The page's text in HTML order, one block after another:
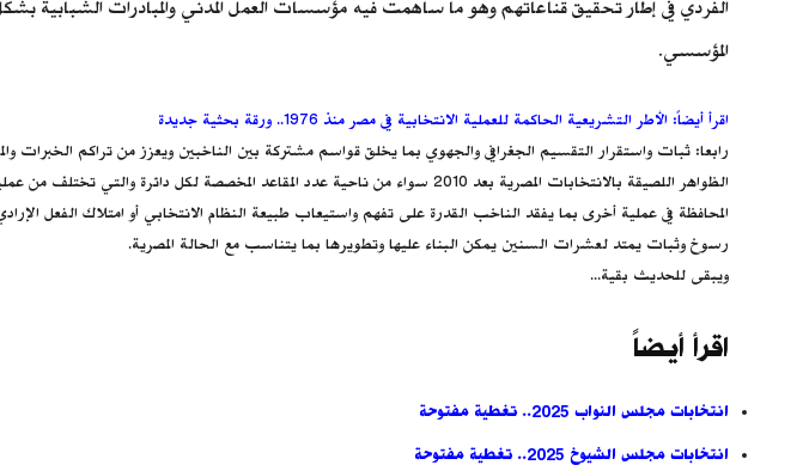
الفردي في إطار تحقيق قناعاتهم وهو ما ساهمت فيه مؤسسات العمل المدني والمبادرات الشبابية
المؤسسي.
اقرأ أيضاً: الأطر التشريعية الحاكمة للعملية الانتخابية في مصر منذ 1976.. ورقة بحثية جديدة
رابعا: ثبات واستقرار التقسيم الجغرافي والجهوي بما يخلق قواسم مشتركة بين الناخبين ويعزز من تراكم الخبرات
الظواهر اللصيقة بالانتخابات المصرية بعد 2010 سواء من ناحية عدد المقاعد
المحافظة في عملية أخرى بما يفقد الناخب القدرة على تفهم واستيعاب طبيعة النظام الانتخابي أو امتلاك الفعل
رسوخ وثبات يمتد لعشرات السنين يمكن البناء عليها وتطويرها بما يتناسب مع الحالة المصرية.
ويبقى للحديث بقية...
اقرأ أيضاً
انتخابات مجلس النواب 2025.. تغطية مفتوحة
انتخابات مجلس الشيوخ 2025.. تغطية مفتوحة